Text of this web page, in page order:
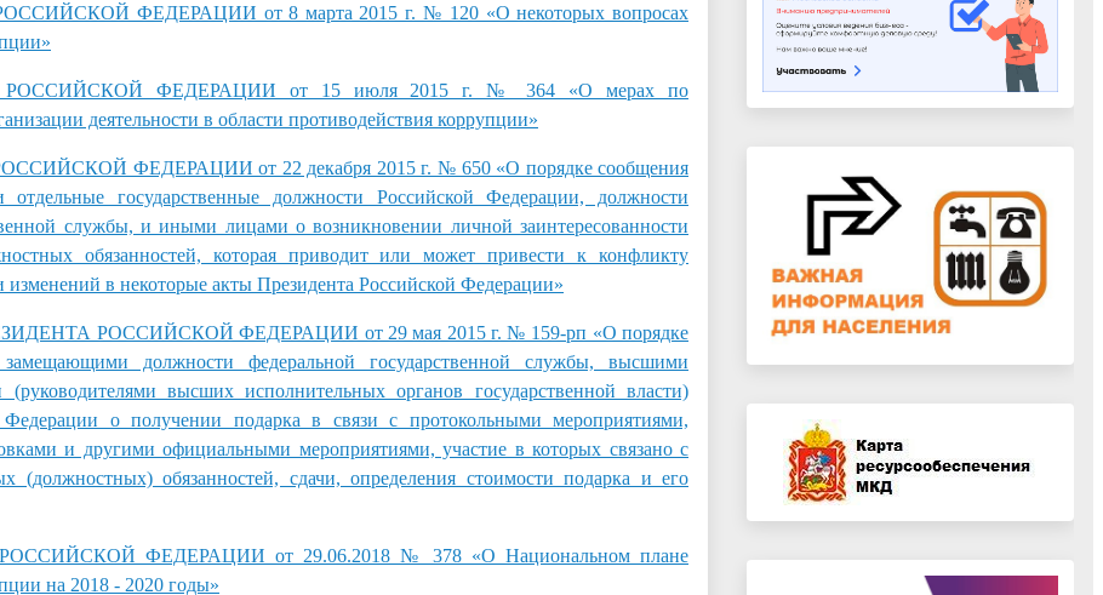
ФЕДЕРАЦИИ от 8 марта 2015 г. № 120 «О некоторых вопросах
ФЕДЕРАЦИИ от 15 июля 2015 г. № 364 «О мерах по
деятельности в области противодействия коррупции»
ФЕДЕРАЦИИ от 22 декабря 2015 г. № 650 «О порядке сообщения
государственные должности Российской Федерации, должности
службы, и иными лицами о возникновении личной заинтересованности
обязанностей, которая приводит или может привести к конфликту
изменений в некоторые акты Президента Российской Федерации»
РОССИЙСКОЙ ФЕДЕРАЦИИ от 29 мая 2015 г. № 159-рп «О порядке
должности федеральной государственной службы, высшими
высших исполнительных органов государственной власти)
Федерации о получении подарка в связи с протокольными мероприятиями,
и другими официальными мероприятиями, участие в которых связано с
(должностных) обязанностей, сдачи, определения стоимости подарка и его
ФЕДЕРАЦИИ от 29.06.2018 № 378 «О Национальном плане
на 2018 - 2020 годы»